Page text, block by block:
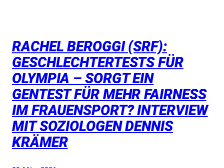
RACHEL BEROGGI (SRF):
GESCHLECHTERTESTS FÜR
OLYMPIA – SORGT EIN
GENTEST FÜR MEHR FAIRNESS
IM FRAUENSPORT? INTERVIEW
MIT SOZIOLOGEN DENNIS
KRÄMER